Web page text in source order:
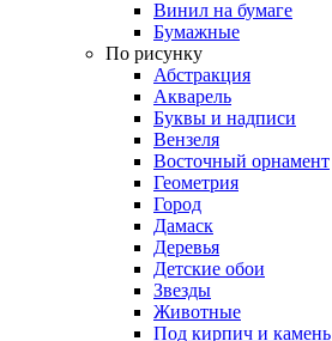
Винил на бумаге
Бумажные
По рисунку
Абстракция
Акварель
Буквы и надписи
Вензеля
Восточный орнамент
Геометрия
Город
Дамаск
Деревья
Детские обои
Звезды
Животные
Под кирпич и камень